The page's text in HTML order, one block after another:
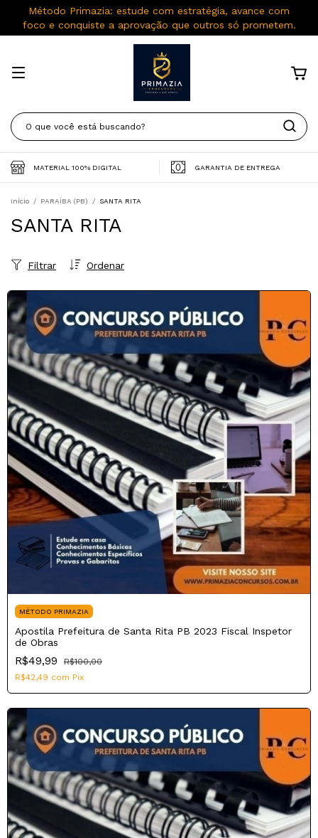
Método Primazia: estude com estratégia, avance com
foco e conquiste a aprovação que outros só prometem.
MATERIAL 100% DIGITAL GARANTIA DE ENTREGA
Início / PARAÍBA (PB) / SANTA RITA
SANTA RITA
Ordenar
Filtrar
MÉTODO PRIMAZIA
Apostila Prefeitura de Santa Rita PB 2023 Fiscal Inspetor
de Obras
R$49,99
R$100,00
R$42,49 com Pix